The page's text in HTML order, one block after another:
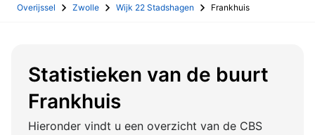
Overijssel Zwolle Wijk 22 Stadshagen Frankhuis
Statistieken van de buurt
Frankhuis
Hieronder vindt u een overzicht van de CBS